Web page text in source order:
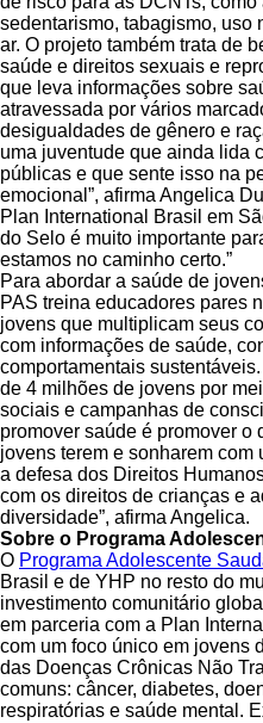
sedentarismo, tabagismo,
ar. O projeto também trata de
saúde e direitos sexuais e
que leva informações sobre
atravessada por vários
desigualdades de gênero e
uma juventude que ainda lida
públicas e que sente isso na
emocional”, afirma Angelica
Plan International Brasil em
do Selo é muito importante
estamos no caminho certo.”
Para abordar a saúde de
PAS treina educadores pares
jovens que multiplicam seus
com informações de saúde,
comportamentais
de 4 milhões de jovens por
sociais e campanhas de
promover saúde é promover o
jovens terem e sonharem com
a defesa dos Direitos
com os direitos de crianças e
diversidade”, afirma Angelica.
Sobre o Programa
O Programa Adolescente
Brasil e de YHP no resto do
investimento comunitário
em parceria com a Plan
com um foco único em jovens
das Doenças Crônicas Não
comuns: câncer, diabetes,
respiratórias e saúde mental.